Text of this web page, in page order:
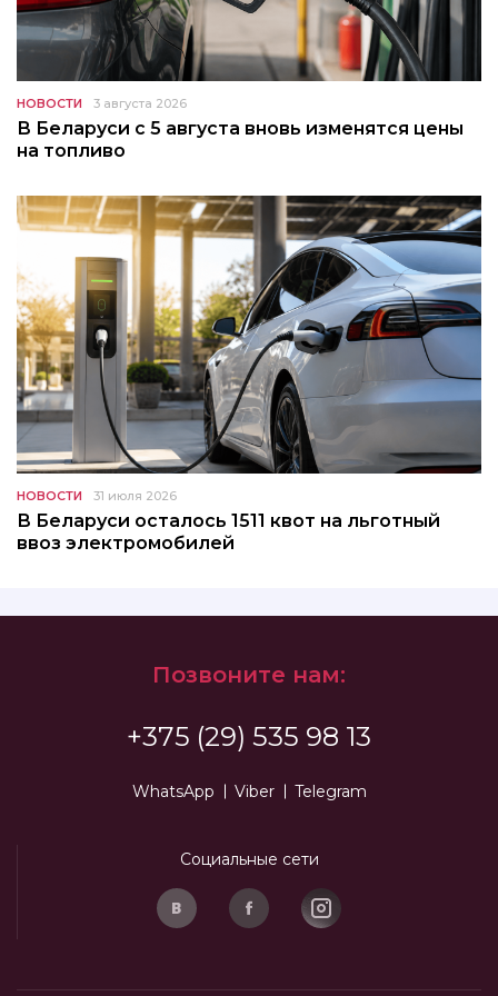
НОВОСТИ 3 августа 2026
В Беларуси с 5 августа вновь изменятся цены
на топливо
НОВОСТИ 31 июля 2026
В Беларуси осталось 1511 квот на льготный
ввоз электромобилей
Позвоните нам:
+375 (29) 535 98 13
WhatsApp Viber Telegram
Социальные сети